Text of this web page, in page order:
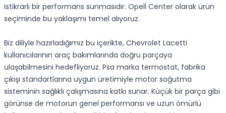
istikrarlı bir performans sunmasıdır. Opell Center olarak ürün
seçiminde bu yaklaşımı temel alıyoruz.
Biz diliyle hazırladığımız bu içerikte, Chevrolet Lacetti
kullanıcılarının araç bakımlarında doğru parçaya
ulaşabilmesini hedefliyoruz. Psa marka termostat, fabrika
çıkışı standartlarına uygun üretimiyle motor soğutma
sisteminin sağlıklı çalışmasına katkı sunar. Küçük bir parça gibi
görünse de motorun genel performansı ve uzun ömürlü